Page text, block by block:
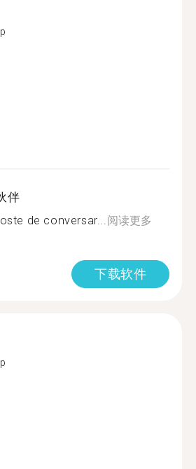
伴
de conversar...阅读更多
下载软件